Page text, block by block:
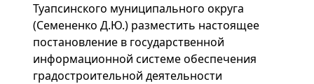
Туапсинского муниципального округа
(Семененко Д.Ю.) разместить настоящее
постановление в государственной
информационной системе обеспечения
градостроительной деятельности